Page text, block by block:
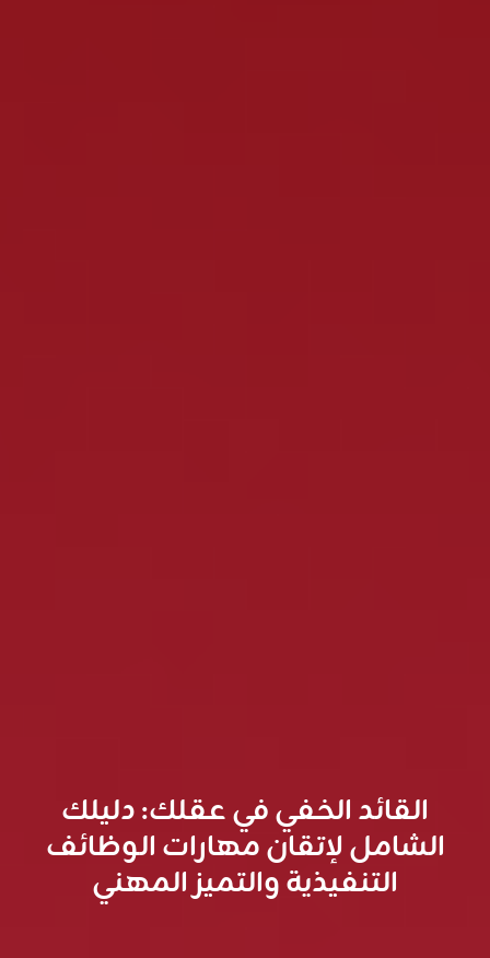
القائد الخفي في عقلك: دليلك
الشامل لإتقان مهارات الوظائف
التنفيذية والتميز المهني